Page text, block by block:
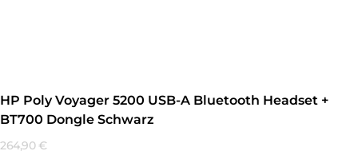
HP Poly Voyager 5200 USB-A Bluetooth Headset +
BT700 Dongle Schwarz
264,90 €